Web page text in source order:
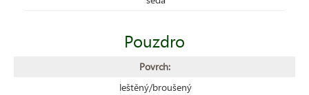
Pouzdro
Povrch:
leštěný/broušený